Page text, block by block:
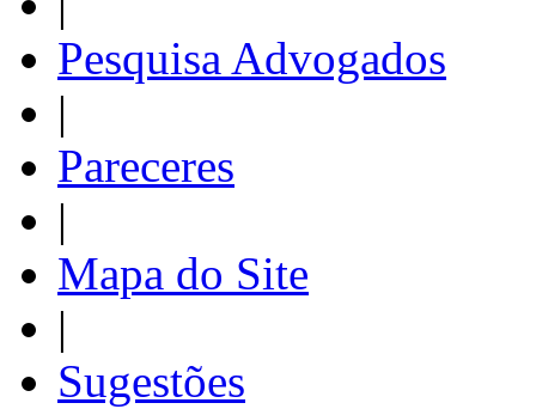
Pesquisa Advogados
|
Pareceres
|
Mapa do Site
|
Sugestões